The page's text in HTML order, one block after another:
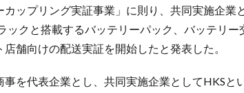
ップリング実証事業」に則り、共同実施企業
ックと搭載するバッテリーパック、バッテリー
舗向けの配送実証を開始したと発表した。
を代表企業とし、共同実施企業としてHKSと